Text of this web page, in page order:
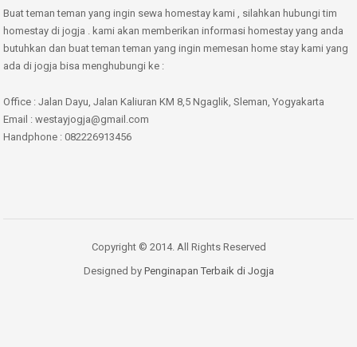
Buat teman teman yang ingin sewa homestay kami , silahkan hubungi tim
homestay di jogja . kami akan memberikan informasi homestay yang anda
butuhkan dan buat teman teman yang ingin memesan home stay kami yang
ada di jogja bisa menghubungi ke :
Office : Jalan Dayu, Jalan Kaliuran KM 8,5 Ngaglik, Sleman, Yogyakarta
Email : westayjogja@gmail.com
Handphone : 082226913456
Copyright © 2014. All Rights Reserved
Designed by Penginapan Terbaik di Jogja